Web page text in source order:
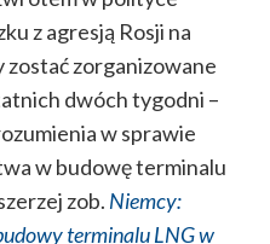
z agresją Rosji na
zostać zorganizowane
dwóch tygodni –
w sprawie
w budowę terminalu
zob. Niemcy:
terminalu LNG w